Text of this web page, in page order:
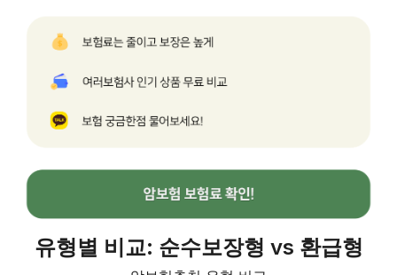
유형별 비교: 순수보장형 vs 환급형